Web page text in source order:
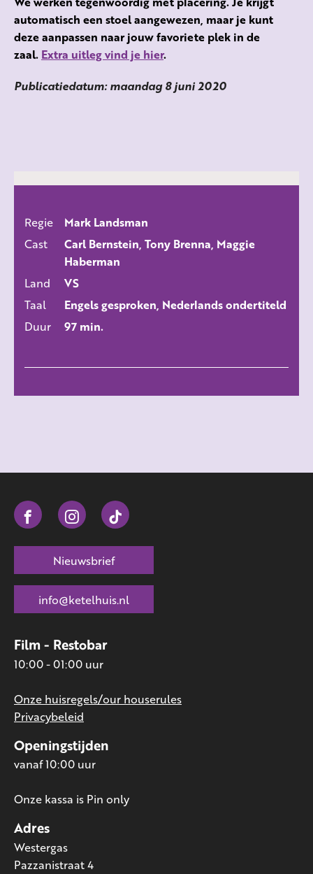
automatisch een stoel aangewezen, maar je kunt
deze aanpassen naar jouw favoriete plek in de
zaal. Extra uitleg vind je hier.
Publicatiedatum: maandag 8 juni 2020
Regie
Mark Landsman
Cast
Carl Bernstein, Tony Brenna, Maggie
Haberman
Land
VS
Taal
Engels gesproken, Nederlands ondertiteld
Duur
97 min.
Adres
Westergas
Pazzanistraat 4
Openingstijden
vanaf 10:00 uur
Onze kassa is Pin only
Film - Restobar
10:00 - 01:00 uur
Onze huisregels/our houserules
Privacybeleid
Nieuwsbrief
info@ketelhuis.nl